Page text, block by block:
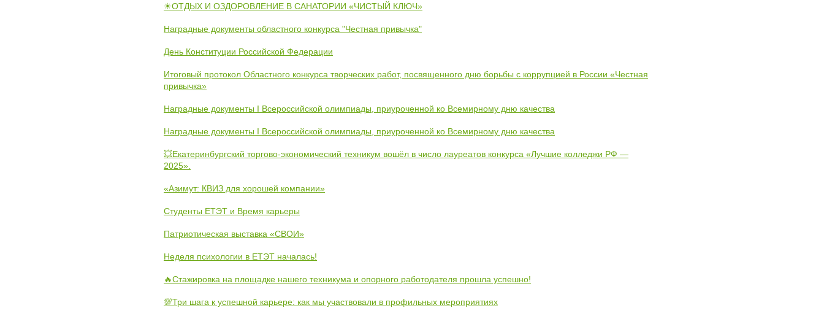
☀ОТДЫХ И ОЗДОРОВЛЕНИЕ В САНАТОРИИ «ЧИСТЫЙ КЛЮЧ»
Наградные документы областного конкурса "Честная привычка"
День Конституции Российской Федерации
Итоговый протокол Областного конкурса творческих работ, посвященного дню борьбы с коррупцией в России «Честная
привычка»
Наградные документы I Всероссийской олимпиады, приуроченной ко Всемирному дню качества
Наградные документы I Всероссийской олимпиады, приуроченной ко Всемирному дню качества
💥Екатеринбургский торгово-экономический техникум вошёл в число лауреатов конкурса «Лучшие колледжи РФ —
2025».
«Азимут: КВИЗ для хорошей компании»
Студенты ЕТЭТ и Время карьеры
Патриотическая выставка «СВОИ»
Неделя психологии в ЕТЭТ началась!
🔥Стажировка на площадке нашего техникума и опорного работодателя прошла успешно!
💯Три шага к успешной карьере: как мы участвовали в профильных мероприятиях